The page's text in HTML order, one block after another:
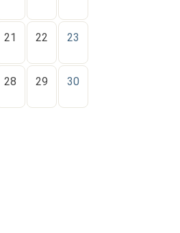
21 22 23
28 29 30